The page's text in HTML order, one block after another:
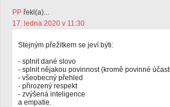
PP řekl(a)...
17. ledna 2020 v 11:30
Stejným přežitkem se jeví býti:
- splnit dané slovo
- splnit nějakou povinnost (kromě povinné
- všeobecný přehled
- přirozený respekt
- zvýšená inteligence
a empatie.